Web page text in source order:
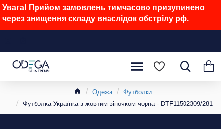
Увага! Прийом замовлень тимчасово призупинено
через знищення складу внаслідок обстрілу рф.
Одежа
Футболки
Футболка Українка з жовтим віночком чорна - DTF11502309/281